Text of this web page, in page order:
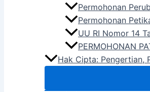
Permohonan
Permohonan
UU RI Nomor 14
PERMOHONAN
Hak Cipta: Pengertian,